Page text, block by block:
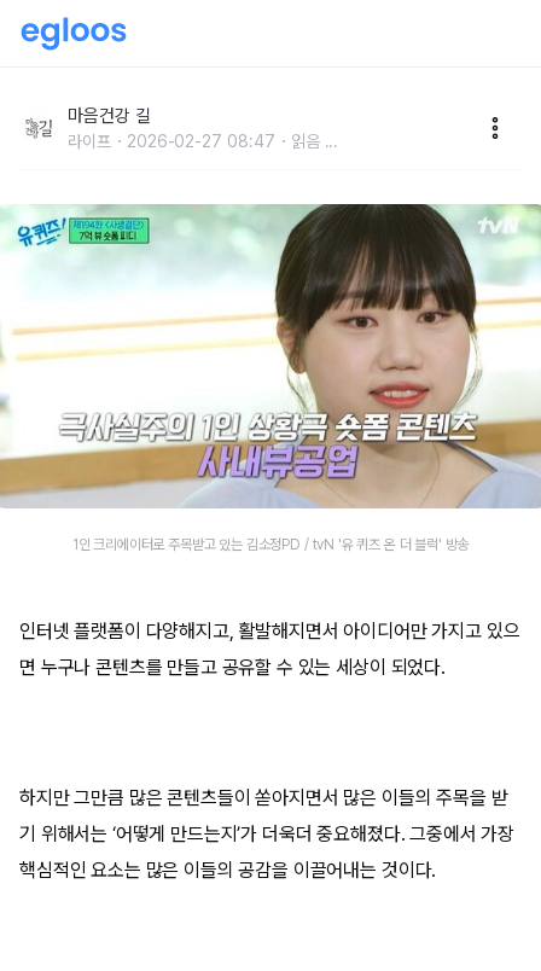
마음건강 길
라이프 2026-02-27 08:47 읽음 ...
1인 크리에이터로 주목받고 있는 김소정PD / tvN '유 퀴즈 온 더 블럭' 방송
인터넷 플랫폼이 다양해지고, 활발해지면서 아이디어만 가지고 있으
면 누구나 콘텐츠를 만들고 공유할 수 있는 세상이 되었다.
하지만 그만큼 많은 콘텐츠들이 쏟아지면서 많은 이들의 주목을 받
기 위해서는 ‘어떻게 만드는지’가 더욱더 중요해졌다. 그중에서 가장
핵심적인 요소는 많은 이들의 공감을 이끌어내는 것이다.